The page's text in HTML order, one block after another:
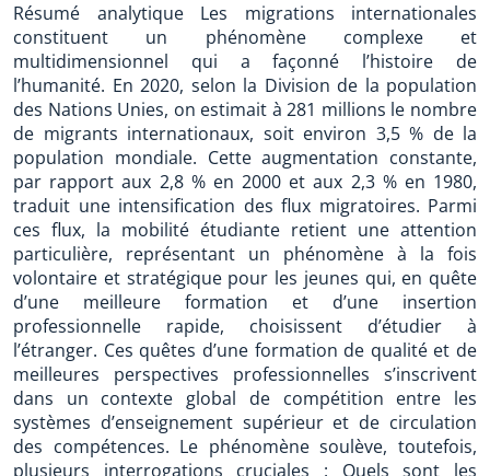
Résumé analytique Les migrations internationales
constituent un phénomène complexe et
multidimensionnel qui a façonné l’histoire de
l’humanité. En 2020, selon la Division de la population
des Nations Unies, on estimait à 281 millions le nombre
de migrants internationaux, soit environ 3,5 % de la
population mondiale. Cette augmentation constante,
par rapport aux 2,8 % en 2000 et aux 2,3 % en 1980,
traduit une intensification des flux migratoires. Parmi
ces flux, la mobilité étudiante retient une attention
particulière, représentant un phénomène à la fois
volontaire et stratégique pour les jeunes qui, en quête
d’une meilleure formation et d’une insertion
professionnelle rapide, choisissent d’étudier à
l’étranger. Ces quêtes d’une formation de qualité et de
meilleures perspectives professionnelles s’inscrivent
dans un contexte global de compétition entre les
systèmes d’enseignement supérieur et de circulation
des compétences. Le phénomène soulève, toutefois,
plusieurs interrogations cruciales : Quels sont les